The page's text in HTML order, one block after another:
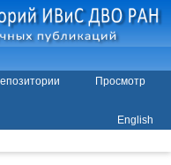
Просмотр
English